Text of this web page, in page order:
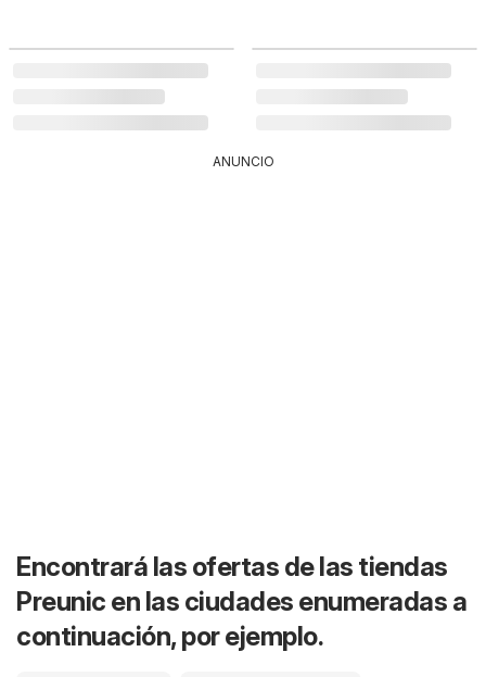
ANUNCIO
Encontrará las ofertas de las tiendas
Preunic en las ciudades enumeradas a
continuación, por ejemplo.